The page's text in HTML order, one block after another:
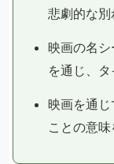
悲劇的な
映画の名
を通じ、
映画を通
ことの意